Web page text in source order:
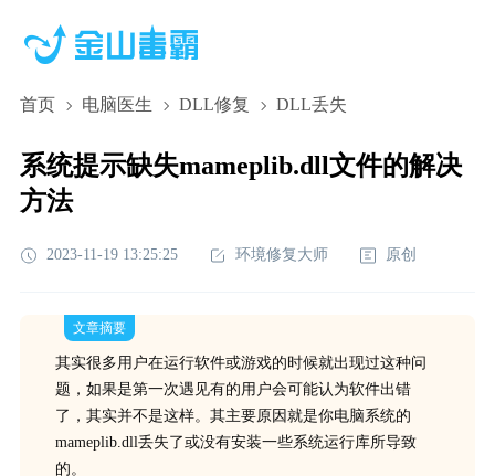
首页 电脑医生 DLL修复 DLL丢失
系统提示缺失mameplib.dll文件的解决
方法
2023-11-19 13:25:25 环境修复大师 原创
文章摘要
其实很多用户在运行软件或游戏的时候就出现过这种问
题，如果是第一次遇见有的用户会可能认为软件出错
了，其实并不是这样。其主要原因就是你电脑系统的
mameplib.dll丢失了或没有安装一些系统运行库所导致
的。